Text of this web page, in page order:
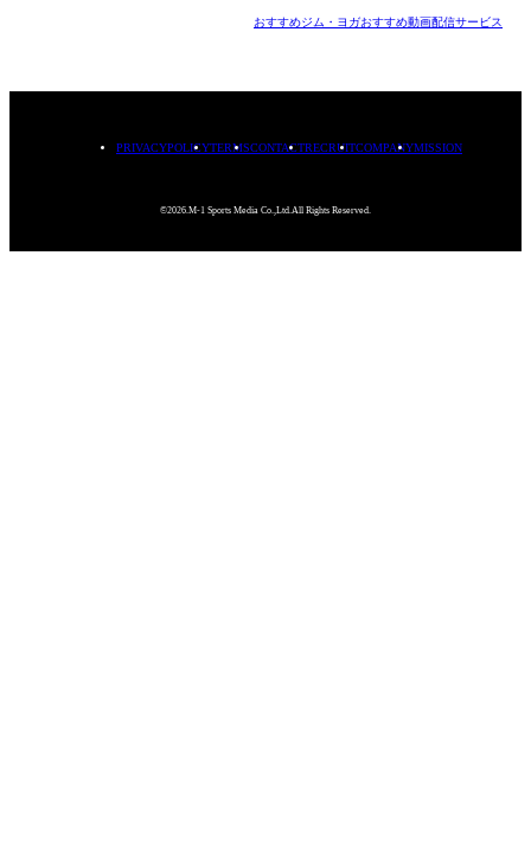
おすすめジム・ヨガおすすめ動画配信サービス
PRIVACYPOLICYTERMSCONTACTRECRUITCOMPANYMISSION
©2026.M-1 Sports Media Co.,Ltd.All Rights Reserved.